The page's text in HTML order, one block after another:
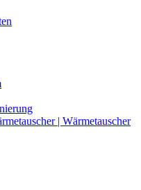
| Wärmetauscher